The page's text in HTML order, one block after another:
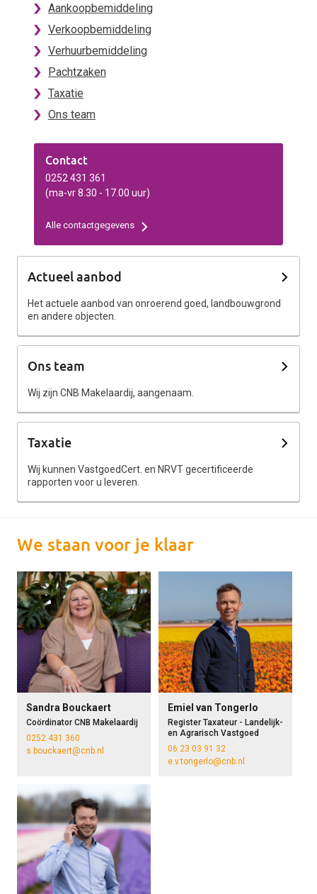
Aankoopbemiddeling
Verkoopbemiddeling
Verhuurbemiddeling
Pachtzaken
Taxatie
Ons team
Contact
0252 431 361
(ma-vr 8.30 - 17.00 uur)
Alle contactgegevens
Actueel aanbod
Het actuele aanbod van onroerend goed, landbouwgrond
en andere objecten.
Ons team
Wij zijn CNB Makelaardij, aangenaam.
Taxatie
Wij kunnen VastgoedCert. en NRVT gecertificeerde
rapporten voor u leveren.
We staan voor je klaar
Sandra Bouckaert
Coördinator CNB Makelaardij
0252 431 360
s.bouckaert@cnb.nl
Emiel van Tongerlo
Register Taxateur - Landelijk-
en Agrarisch Vastgoed
06 23 03 91 32
e.v.tongerlo@cnb.nl